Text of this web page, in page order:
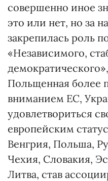
совершенно иное
это или нет, но за
закрепилась роль
«Независимого,
Польщенная более
вниманием ЕС,
удовлетвориться
европейским
Венгрия, Польша,
Чехия, Словакия,
Литва, став